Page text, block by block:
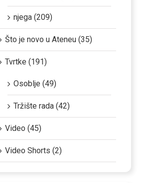
njega (209)
Što je novo u Ateneu (35)
Tvrtke (191)
Osoblje (49)
Tržište rada (42)
Video (45)
Video Shorts (2)